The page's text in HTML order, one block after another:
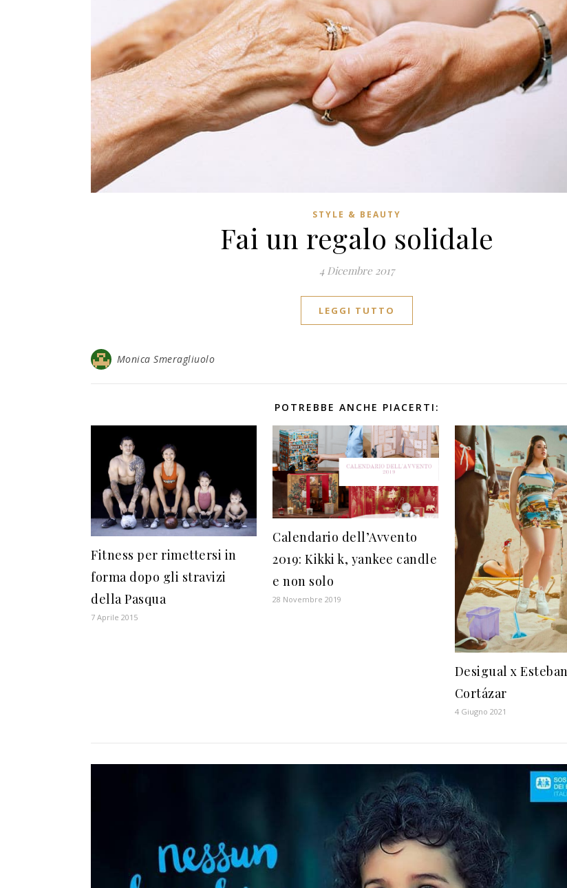
STYLE & BEAUTY
Fai un regalo solidale
4 Dicembre 2017
LEGGI TUTTO
Monica Smeragliuolo
POTREBBE ANCHE PIACERTI:
Fitness per rimettersi in
forma dopo gli stravizi
della Pasqua
7 Aprile 2015
Calendario dell’Avvento
2019: Kikki k, yankee candle
e non solo
28 Novembre 2019
Desigual x Esteban
Cortázar
4 Giugno 2021